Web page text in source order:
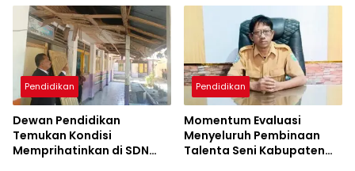
Pendidikan
Dewan Pendidikan
Temukan Kondisi
Memprihatinkan di SDN
Pendidikan
Momentum Evaluasi
Menyeluruh Pembinaan
Talenta Seni Kabupaten